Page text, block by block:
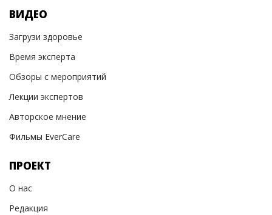
ВИДЕО
Загрузи здоровье
Время эксперта
Обзоры с мероприятий
Лекции экспертов
Авторское мнение
Фильмы EverCare
ПРОЕКТ
О нас
Редакция